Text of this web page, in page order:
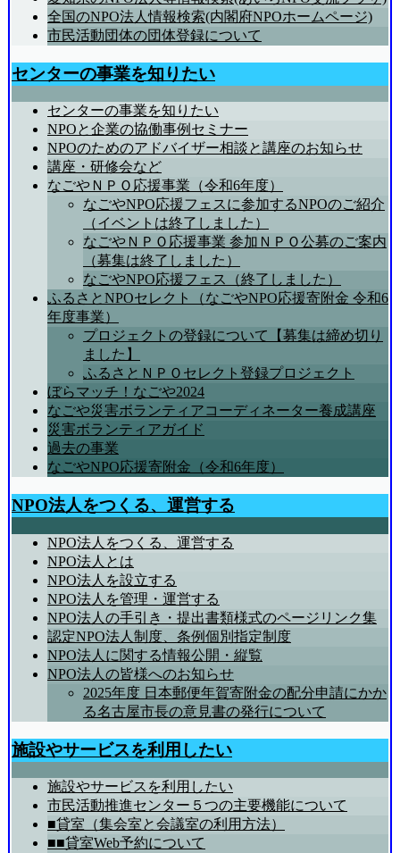
全国のNPO法人情報検索(内閣府NPOホームページ)
市民活動団体の団体登録について
センターの事業を知りたい
センターの事業を知りたい
NPOと企業の協働事例セミナー
NPOのためのアドバイザー相談と講座のお知らせ
講座・研修会など
なごやＮＰＯ応援事業（令和6年度）
なごやNPO応援フェスに参加するNPOのご紹介
（イベントは終了しました）
なごやＮＰＯ応援事業 参加ＮＰＯ公募のご案内
（募集は終了しました）
なごやNPO応援フェス（終了しました）
ふるさとNPOセレクト（なごやNPO応援寄附金 令和6
年度事業）
プロジェクトの登録について【募集は締め切り
ました】
ふるさとＮＰＯセレクト登録プロジェクト
ぼらマッチ！なごや2024
なごや災害ボランティアコーディネーター養成講座
災害ボランティアガイド
過去の事業
なごやNPO応援寄附金（令和6年度）
NPO法人をつくる、運営する
NPO法人をつくる、運営する
NPO法人とは
NPO法人を設立する
NPO法人を管理・運営する
NPO法人の手引き・提出書類様式のページリンク集
認定NPO法人制度、条例個別指定制度
NPO法人に関する情報公開・縦覧
NPO法人の皆様へのお知らせ
2025年度 日本郵便年賀寄附金の配分申請にかか
る名古屋市長の意見書の発行について
施設やサービスを利用したい
施設やサービスを利用したい
市民活動推進センター５つの主要機能について
■貸室（集会室と会議室の利用方法）
■■貸室Web予約について